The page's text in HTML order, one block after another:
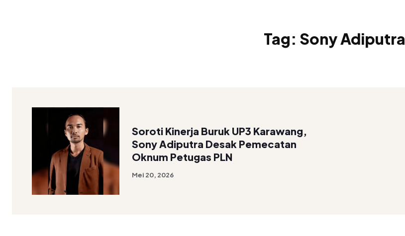
Tag: Sony Adiputra
Soroti Kinerja Buruk UP3 Karawang,
Sony Adiputra Desak Pemecatan
Oknum Petugas PLN
Mei 20, 2026